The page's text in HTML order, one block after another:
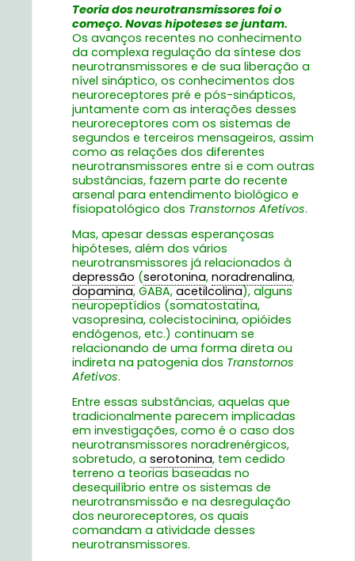
Teoria dos neurotransmissores foi o
começo. Novas hipoteses se juntam.
Os avanços recentes no conhecimento
da complexa regulação da síntese dos
neurotransmissores e de sua liberação a
nível sináptico, os conhecimentos dos
neuroreceptores pré e pós-sinápticos,
juntamente com as interações desses
neuroreceptores com os sistemas de
segundos e terceiros mensageiros, assim
como as relações dos diferentes
neurotransmissores entre si e com outras
substâncias, fazem parte do recente
arsenal para entendimento biológico e
fisiopatológico dos Transtornos Afetivos.
Mas, apesar dessas esperançosas
hipóteses, além dos vários
neurotransmissores já relacionados à
depressão (serotonina, noradrenalina,
dopamina, GABA, acetilcolina), alguns
neuropeptídios (somatostatina,
vasopresina, colecistocinina, opióides
endógenos, etc.) continuam se
relacionando de uma forma direta ou
indireta na patogenia dos Transtornos
Afetivos.
Entre essas substâncias, aquelas que
tradicionalmente parecem implicadas
em investigações, como é o caso dos
neurotransmissores noradrenérgicos,
sobretudo, a serotonina, tem cedido
terreno a teorias baseadas no
desequilíbrio entre os sistemas de
neurotransmissão e na desregulação
dos neuroreceptores, os quais
comandam a atividade desses
neurotransmissores.